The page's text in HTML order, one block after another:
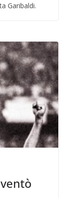
Garibaldi.